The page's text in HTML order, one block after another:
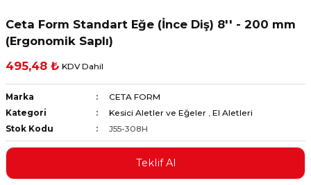
ve Multimetreler
ve Penseler
Ceta Form Standart Eğe (İnce Diş) 8'' - 200 mm
(Ergonomik Saplı)
495,48 ₺ KDV Dahil
Marka
CETA FORM
Kategori
Kesici Aletler ve Eğeler , El Aletleri
Stok Kodu
J55-308H
Teklif Al